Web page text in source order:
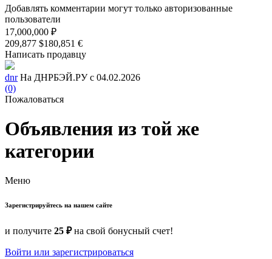
Добавлять комментарии могут только авторизованные
пользователи
17,000,000 ₽
209,877 $180,851 €
Написать продавцу
dnr На ДНРБЭЙ.РУ с 04.02.2026
(0)
Пожаловаться
Объявления из той же
категории
Меню
Зарегистрируйтесь на нашем сайте
и получите 25 ₽на свой бонусный счет!
Войти или зарегистрироваться